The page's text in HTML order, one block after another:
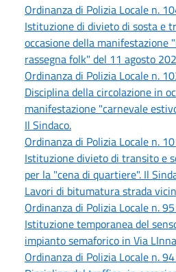
Ordinanza di Polizia Locale n.
Istituzione di divieto di sosta e
occasione della manifestazione
rassegna folk" del 11 agosto
Ordinanza di Polizia Locale n.
Disciplina della circolazione in
manifestazione "carnevale
Il Sindaco.
Ordinanza di Polizia Locale n.
Istituzione divieto di transito e
per la "cena di quartiere". Il
Lavori di bitumatura strada
Ordinanza di Polizia Locale n.
Istituzione temporanea del
impianto semaforico in Via
Ordinanza di Polizia Locale n.